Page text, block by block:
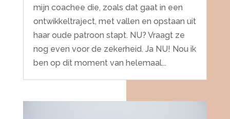
mijn coachee die, zoals dat gaat in een
ontwikkeltraject, met vallen en opstaan uit
haar oude patroon stapt. NU? Vraagt ze
nog even voor de zekerheid. Ja NU! Nou ik
ben op dit moment van helemaal...